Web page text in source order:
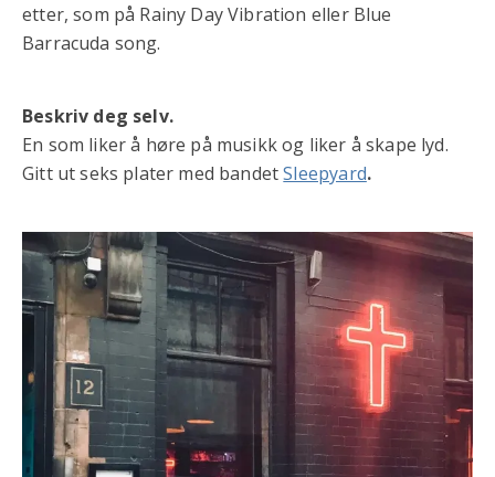
etter, som på Rainy Day Vibration eller Blue
Barracuda song.
Beskriv deg selv.
En som liker å høre på musikk og liker å skape lyd.
Gitt ut seks plater med bandetSleepyard.